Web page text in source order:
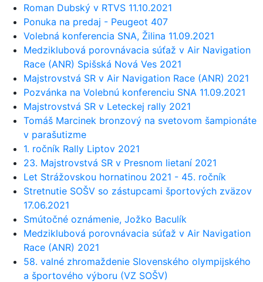
Roman Dubský v RTVS 11.10.2021
Ponuka na predaj - Peugeot 407
Volebná konferencia SNA, Žilina 11.09.2021
Medziklubová porovnávacia súťaž v Air Navigation
Race (ANR) Spišská Nová Ves 2021
Majstrovstvá SR v Air Navigation Race (ANR) 2021
Pozvánka na Volebnú konferenciu SNA 11.09.2021
Majstrovstvá SR v Leteckej rally 2021
Tomáš Marcinek bronzový na svetovom šampionáte
v parašutizme
1. ročník Rally Liptov 2021
23. Majstrovstvá SR v Presnom lietaní 2021
Let Strážovskou hornatinou 2021 - 45. ročník
Stretnutie SOŠV so zástupcami športových zväzov
17.06.2021
Smútočné oznámenie, Jožko Baculík
Medziklubová porovnávacia súťaž v Air Navigation
Race (ANR) 2021
58. valné zhromaždenie Slovenského olympijského
a športového výboru (VZ SOŠV)